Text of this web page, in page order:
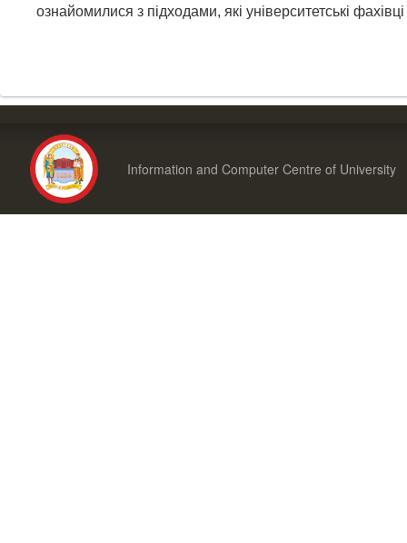
ознайомилися з підходами, які університетські
Information and Computer Centre of University